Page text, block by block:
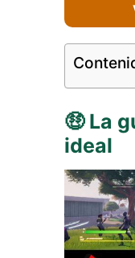
🤑 La
ideal